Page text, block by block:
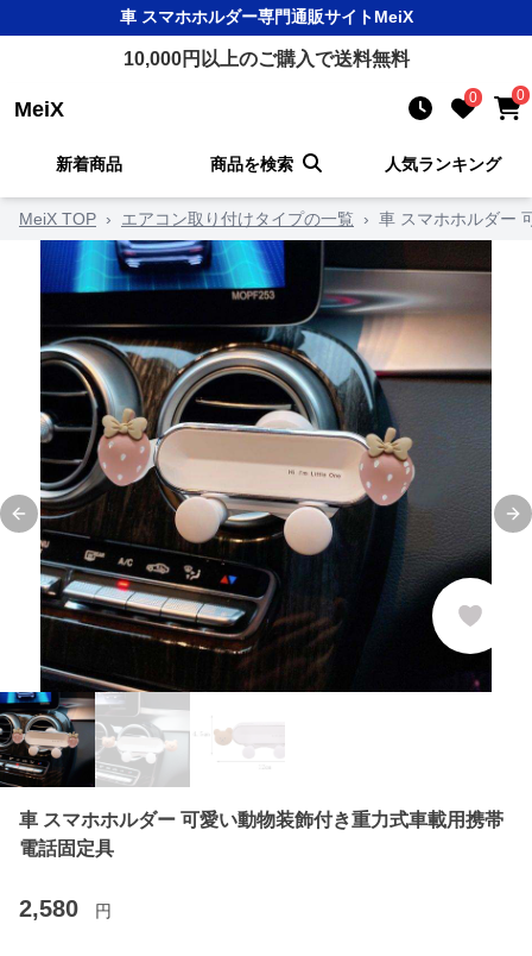
車 スマホホルダー専門通販サイトMeiX
10,000円以上のご購入で送料無料
MeiX 0 0
新着商品 商品を検索 人気ランキング
MeiX TOP › エアコン取り付けタイプの一覧 › 車 スマホホルダー
Previous slide
車 スマホホルダー 可愛い動物装飾付き重力式車載用携帯
電話固定具
2,580 円